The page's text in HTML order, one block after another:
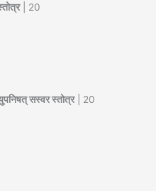
| 20
सस्वर स्तोत्र| 20